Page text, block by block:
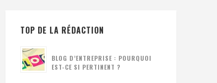
TOP DE LA RÉDACTION
BLOG D’ENTREPRISE : POURQUOI
EST-CE SI PERTINENT ?